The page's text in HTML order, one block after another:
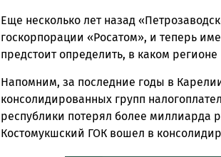
ГОВОРИТ
Еще несколько лет назад
госкорпорации «Росатом», и теперь
предстоит определить, в каком
Напомним, за последние годы в
консолидированных групп
республики потерял более миллиарда
Костомукшский ГОК вошел в